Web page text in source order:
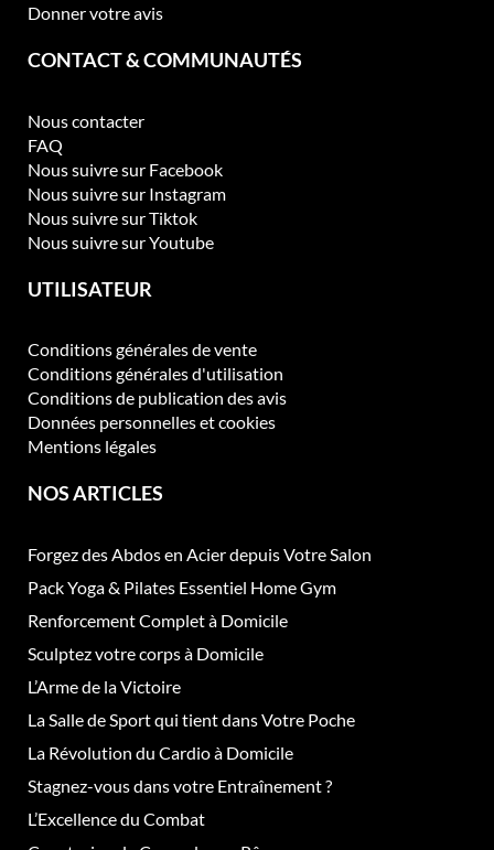
Donner votre avis
CONTACT & COMMUNAUTÉS
Nous contacter
FAQ
Nous suivre sur Facebook
Nous suivre sur Instagram
Nous suivre sur Tiktok
Nous suivre sur Youtube
UTILISATEUR
Conditions générales de vente
Conditions générales d'utilisation
Conditions de publication des avis
Données personnelles et cookies
Mentions légales
NOS ARTICLES
Forgez des Abdos en Acier depuis Votre Salon
Pack Yoga & Pilates Essentiel Home Gym
Renforcement Complet à Domicile
Sculptez votre corps à Domicile
L’Arme de la Victoire
La Salle de Sport qui tient dans Votre Poche
La Révolution du Cardio à Domicile
Stagnez-vous dans votre Entraînement ?
L’Excellence du Combat